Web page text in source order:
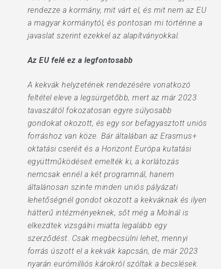
rendezze a kormány, mit várt el, és mit nem az EU
a magyar kormánytól, és pontosan mi történne a
javaslat szerint ezekkel az alapítványokkal.
Az EU felé ez a legfontosabb
A kekvák helyzetének rendezésére vonatkozó
feltétel eleve a legsürgetőbb, mert az már 2023
tavaszától fokozatosan egyre súlyosabb
gondokat okozott, és egy sor befagyasztott uniós
forráshoz van köze. Bár általában az Erasmus+
oktatási cseréit és a Horizont Európa kutatási
együttműködéseit emelték ki, a korlátozás
nemcsak ennél a két programnál, hanem
általánosan szinte minden uniós pályázati
lehetőségnél gondot okozott a kekváknak és ilyen
hátterű intézményeknek, sőt még a Molnál is
elkezdtek vizsgálni miatta legalább egy
szerződést. Csak megbecsülni lehet, mennyi
forrás úszott el a kekvák kapcsán, de már 2023
nyarán eurómilliós károkról szóltak a becslések.